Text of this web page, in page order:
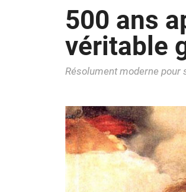
500 ans
véritable
Résolument moderne pour